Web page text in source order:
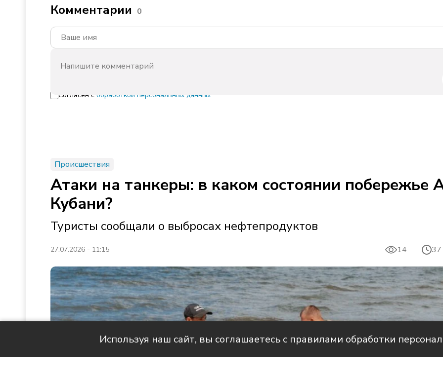
Комментарии 0
Согласен с обработкой персональных данных
Происшествия
Атаки на танкеры: в каком состоянии побережье
Кубани?
Туристы сообщали о выбросах нефтепродуктов
27.07.2026 - 11:15 14 37
Используя наш сайт, вы соглашаетесь с правилами обработки